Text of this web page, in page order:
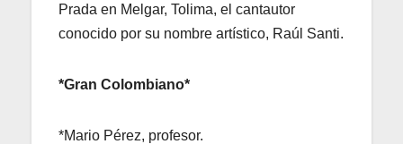
Prada en Melgar, Tolima, el cantautor
conocido por su nombre artístico, Raúl Santi.
*Gran Colombiano*
*Mario Pérez, profesor.